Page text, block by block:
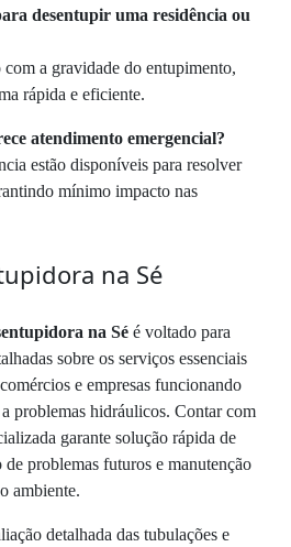
desentupir uma residência ou
a gravidade do entupimento,
rápida e eficiente.
atendimento emergencial?
estão disponíveis para resolver
mínimo impacto nas
na Sé
na Sé é voltado para
sobre os serviços essenciais
e empresas funcionando
problemas hidráulicos. Contar com
garante solução rápida de
problemas futuros e manutenção
ambiente.
detalhada das tubulações e